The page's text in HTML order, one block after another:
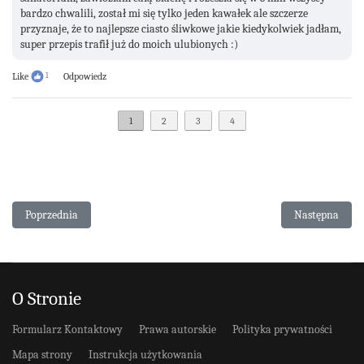
bardzo chwalili, został mi się tylko jeden kawałek ale szczerze
przyznaje, że to najlepsze ciasto śliwkowe jakie kiedykolwiek jadłam,
super przepis trafił już do moich ulubionych :)
Like 1 Odpowiedz
1 2 3 4
Poprzednia strona: Ciasto kokosowe z kremem jagodowym
Poprzednia Następna
Następna
O Stronie
Formularz Kontaktowy Prawa autorskie
Polityka prywatności
Mapa strony
Instrukcja użytkowania